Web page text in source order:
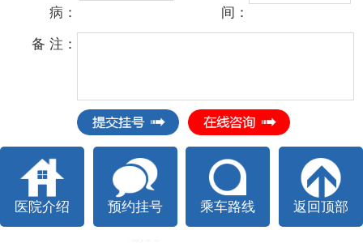
病：
间：
备 注：
医院介绍 预约挂号 乘车路线 返回顶部